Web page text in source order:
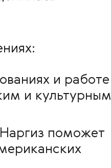
и работе
и культурным
поможет